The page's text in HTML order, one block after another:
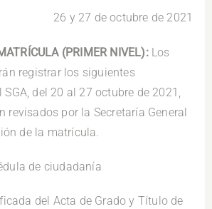
26 y 27 de octubre de 2021
(PRIMER NIVEL):Los
registrar los siguientes
del 20 al 27 octubre de 2021,
revisados por la Secretaría General
de la matrícula.
de ciudadanía
del Acta de Grado y Título de